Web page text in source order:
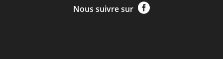
Nous suivre sur 